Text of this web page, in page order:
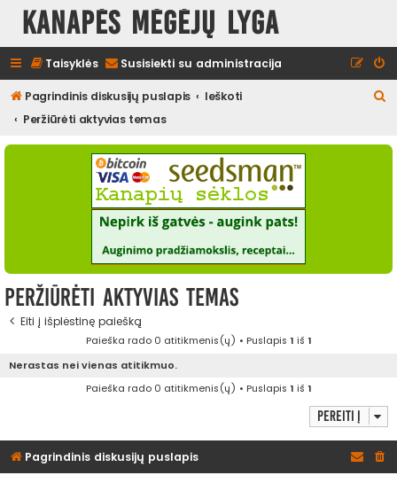
Kanapės mėgėjų lyga
Taisyklės Susisiekti su administracija
Pagrindinis diskusijų puslapis
Ieškoti
Peržiūrėti aktyvias temas
š
Peržiūrėti aktyvias temas
Eiti į išplėstinę paiešką
Paieška rado 0 atitikmenis(ų) • Puslapis 1 iš 1
Nerastas nei vienas atitikmuo.
Paieška rado 0 atitikmenis(ų) • Puslapis 1 iš 1
Pereiti į
Pagrindinis diskusijų puslapis